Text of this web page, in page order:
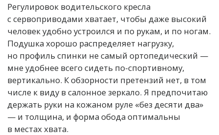
Регулировок водительского кресла
с сервоприводами хватает, чтобы даже высокий
человек удобно устроился и по рукам, и по ногам.
Подушка хорошо распределяет нагрузку,
но профиль спинки не самый ортопедический —
мне удобнее всего сидеть по-спортивному,
вертикально. К обзорности претензий нет, в том
числе к виду в салонное зеркало. Я предпочитаю
держать руки на кожаном руле «без десяти два»
— и толщина, и форма обода оптимальны
в местах хвата.